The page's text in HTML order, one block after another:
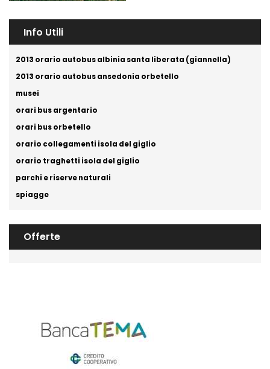
Info Utili
2013 orario autobus albinia santa liberata (giannella)
2013 orario autobus ansedonia orbetello
musei
orari bus argentario
orari bus orbetello
orario collegamenti isola del giglio
orario traghetti isola del giglio
parchi e riserve naturali
spiagge
Offerte